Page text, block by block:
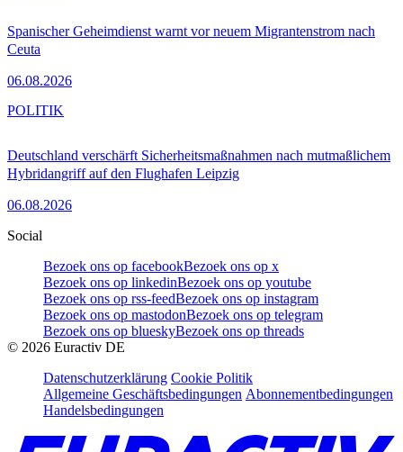
Spanischer Geheimdienst warnt vor neuem Migrantenstrom nach
Ceuta
06.08.2026
Deutschland verschärft Sicherheitsmaßnahmen nach mutmaßlichem
Hybridangriff auf den Flughafen Leipzig
06.08.2026
POLITIK
Social
Bezoek ons op facebookBezoek ons op x
Bezoek ons op linkedinBezoek ons op youtube
Bezoek ons op rss-feedBezoek ons op instagram
Bezoek ons op mastodonBezoek ons op telegram
Bezoek ons op blueskyBezoek ons op threads
© 2026 Euractiv DE
Datenschutzerklärung Cookie Politik
Allgemeine Geschäftsbedingungen Abonnementbedingungen
Handelsbedingungen